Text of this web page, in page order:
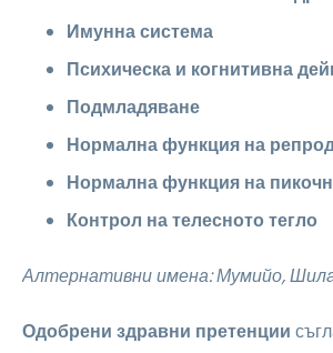
Имунна система
Психическа и когнитивна
Подмладяване
Нормална функция на
Нормална функция на
Контрол на телесното тегло
Алтернативни имена: Мумийо,
Одобрени здравни претенции